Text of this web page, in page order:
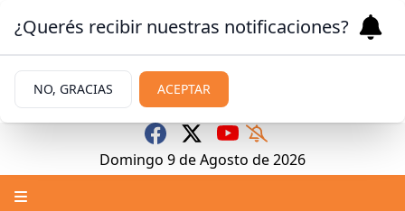
Domingo 9deAgosto de 2026
¿Querés recibir nuestras notificaciones?
NO, GRACIAS ACEPTAR